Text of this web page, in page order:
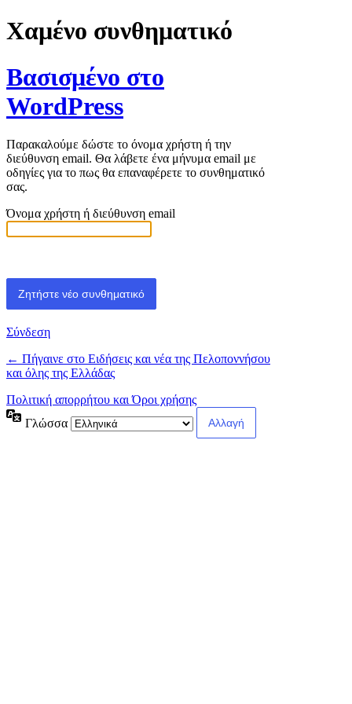
Χαμένο συνθηματικό
Βασισμένο στο
WordPress
Παρακαλούμε δώστε το όνομα χρήστη ή την
διεύθυνση email. Θα λάβετε ένα μήνυμα email με
οδηγίες για το πως θα επαναφέρετε το συνθηματικό
σας.
Όνομα χρήστη ή διεύθυνση email
Σύνδεση
← Πήγαινε στο Ειδήσεις και νέα της Πελοποννήσου
και όλης της Ελλάδας
Πολιτική απορρήτου και Όροι χρήσης
Γλώσσα